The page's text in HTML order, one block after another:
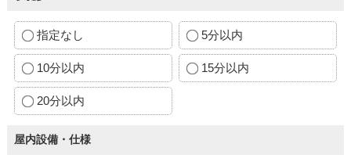
指定なし 5分以内
10分以内 15分以内
20分以内
屋内設備・仕様